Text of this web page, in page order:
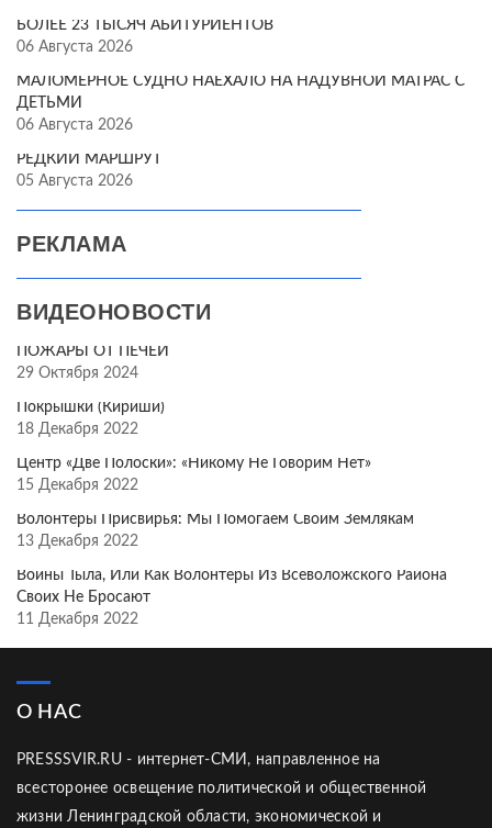
БОЛЕЕ 23 ТЫСЯЧ АБИТУРИЕНТОВ
06 Августа 2026
МАЛОМЕРНОЕ СУДНО НАЕХАЛО НА НАДУВНОЙ МАТРАС С
ДЕТЬМИ
06 Августа 2026
РЕДКИЙ МАРШРУТ
05 Августа 2026
РЕКЛАМА
ВИДЕОНОВОСТИ
ПОЖАРЫ ОТ ПЕЧЕЙ
29 Октября 2024
Покрышки (Кириши)
18 Декабря 2022
Центр «Две Полоски»: «Никому Не Говорим Нет»
15 Декабря 2022
Волонтёры Присвирья: Мы Помогаем Своим Землякам
13 Декабря 2022
Воины Тыла, Или Как Волонтёры Из Всеволожского Района
Своих Не Бросают
11 Декабря 2022
О НАС
PRESSSVIR.RU - интернет-СМИ, направленное на
всесторонее освещение политической и общественной
жизни Ленинградской области, экономической и